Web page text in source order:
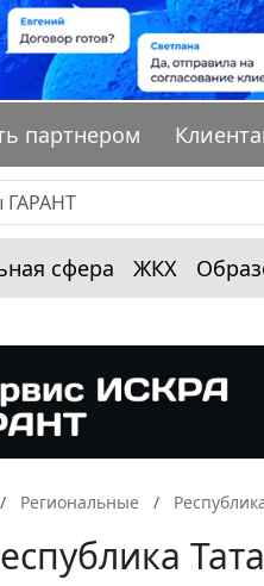
партнером
сфера ЖКХ
Региональные